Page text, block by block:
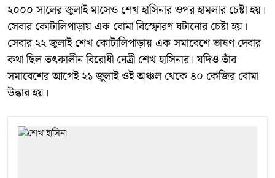
২০০০ সালের জুলাই মাসেও শেখ হাসিনার ওপর হামলার চেষ্টা হয়।
সেবার কোটালিপাড়ায় এক বোমা বিস্ফোরণ ঘটানোর চেষ্টা হয়।
সেবার ২২ জুলাই শেখ কোটালিপাড়ায় এক সমাবেশে ভাষণ দেবার
কথা ছিল তৎকালীন বিরোধী নেত্রী শেখ হাসিনার। যদিও তাঁর
সমাবেশের আগেই ২১ জুলাই ওই অঞ্চল থেকে ৪০ কেজির বোমা
উদ্ধার হয়।